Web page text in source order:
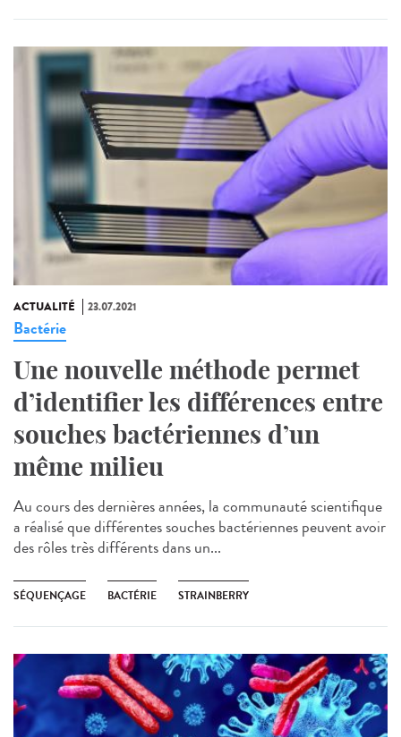
ACTUALITÉ 23.07.2021
Bactérie
Une nouvelle méthode permet
d’identifier les différences entre
souches bactériennes d’un
même milieu
Au cours des dernières années, la communauté scientifique
a réalisé que différentes souches bactériennes peuvent avoir
des rôles très différents dans un...
SÉQUENÇAGE BACTÉRIE STRAINBERRY